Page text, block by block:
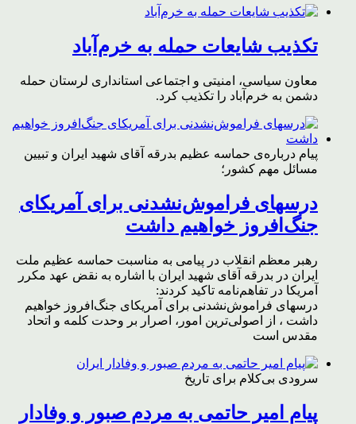
تکذیب شایعات حمله به خرم‌آباد
معاون سیاسی، امنیتی و اجتماعی استانداری لرستان حمله
دشمن به خرم‌آباد را تکذیب کرد.
پیام درباره‌ی حماسه عظیم بدرقه آقای شهید ایران و تبیین
مسائل مهم کشور؛
درسهای فراموش‌نشدنی برای آمریکای
جنگ‌افروز خواهیم داشت
رهبر معظم انقلاب در پیامی به مناسبت حماسه عظیم ملت
ایران در بدرقه آقای شهید ایران با اشاره به نقض عهد مکرر
آمریکا در تفاهم‌نامه تاکید کردند:
درسهای فراموش‌نشدنی برای آمریکای جنگ‌افروز خواهیم
داشت ، از اصولی‌ترین امور، اصرار بر وحدت کلمه و اتحاد
مقدس است
سرودی بی‌کلام برای تاریخ
پیام امیر حاتمی به مردم صبور و وفادار